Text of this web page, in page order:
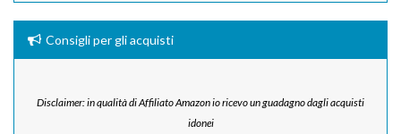
Consigli per gli acquisti
Disclaimer: in qualità di Affiliato Amazon io ricevo un guadagno dagli acquisti
idonei